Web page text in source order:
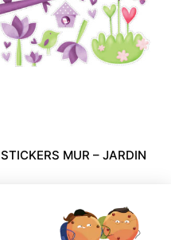
STICKERS MUR – JARDIN
11,99€ 6,89€